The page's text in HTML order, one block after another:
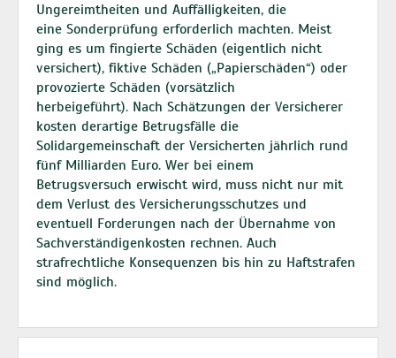
Ungereimtheiten und Auffälligkeiten, die
eine Sonderprüfung erforderlich machten. Meist
ging es um fingierte Schäden (eigentlich nicht
versichert), fiktive Schäden („Papierschäden“) oder
provozierte Schäden (vorsätzlich
herbeigeführt). Nach Schätzungen der Versicherer
kosten derartige Betrugsfälle die
Solidargemeinschaft der Versicherten jährlich rund
fünf Milliarden Euro. Wer bei einem
Betrugsversuch erwischt wird, muss nicht nur mit
dem Verlust des Versicherungsschutzes und
eventuell Forderungen nach der Übernahme von
Sachverständigenkosten rechnen. Auch
strafrechtliche Konsequenzen bis hin zu Haftstrafen
sind möglich.